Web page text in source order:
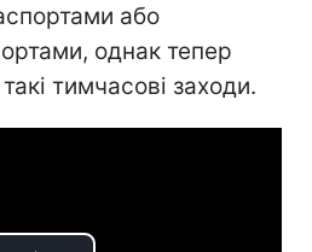
або
однак тепер
тимчасові заходи.